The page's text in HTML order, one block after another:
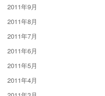
2011年9月
2011年8月
2011年7月
2011年6月
2011年5月
2011年4月